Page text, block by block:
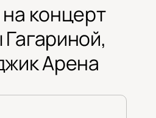
концерт
Арена